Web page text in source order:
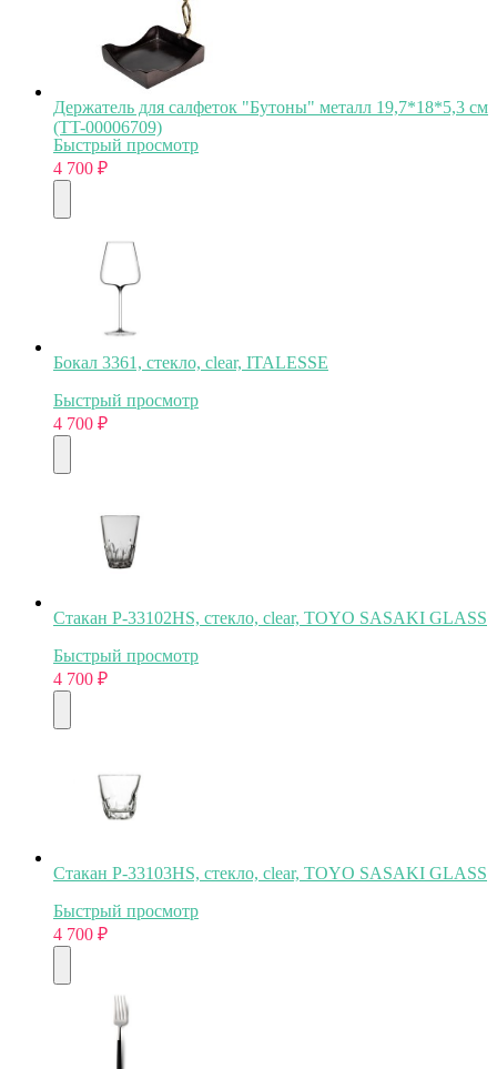
Держатель для салфеток "Бутоны" металл 19,7*18*5,3 см
(TT-00006709)
Быстрый просмотр
4 700 ₽
Бокал 3361, стекло, clear, ITALESSE
Быстрый просмотр
4 700 ₽
Стакан P-33102HS, стекло, clear, TOYO SASAKI GLASS
Быстрый просмотр
4 700 ₽
Стакан P-33103HS, стекло, clear, TOYO SASAKI GLASS
Быстрый просмотр
4 700 ₽